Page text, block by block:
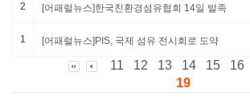
2 [어패럴뉴스]한국친환경섬유협회 14일 발족
1 [어패럴뉴스]PIS, 국제 섬유 전시회로 도약
11 12 13 14 15 16
19